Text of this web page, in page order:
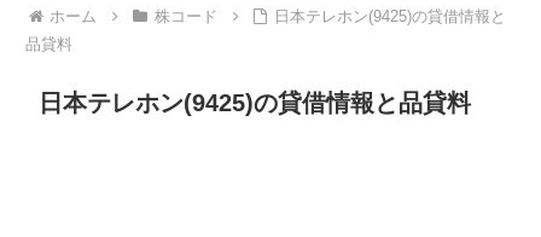
ホーム 株コード
日本テレホン(9425)の貸借情報と
品貸料
日本テレホン(9425)の貸借情報と品貸料